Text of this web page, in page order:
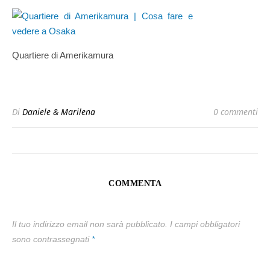
Quartiere di Amerikamura
Di Daniele & Marilena 0 commenti
COMMENTA
Il tuo indirizzo email non sarà pubblicato. I campi obbligatori
sono contrassegnati *